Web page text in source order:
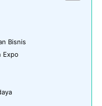
Bisnis
Expo